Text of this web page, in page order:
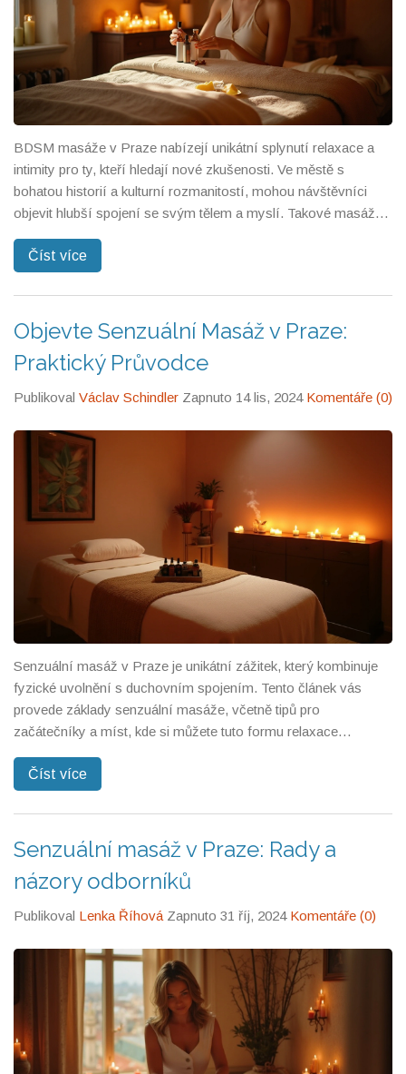
BDSM masáže v Praze nabízejí unikátní splynutí relaxace a
intimity pro ty, kteří hledají nové zkušenosti. Ve městě s
bohatou historií a kulturní rozmanitostí, mohou návštěvníci
objevit hlubší spojení se svým tělem a myslí. Takové masáže
bezpečném prostředí. Tento článek prozkoumá, co můžete
služeb.
Číst více
Objevte Senzuální Masáž v Praze:
Praktický Průvodce
Publikoval Václav Schindler Zapnuto 14 lis, 2024 Komentáře (0)
Senzuální masáž v Praze je unikátní zážitek, který kombinuje
fyzické uvolnění s duchovním spojením. Tento článek vás
provede základy senzuální masáže, včetně tipů pro
začátečníky a míst, kde si můžete tuto formu relaxace
smysly a posilují intimní zóny. Pražské wellness centra
nového ve světě masáží.
Číst více
Senzuální masáž v Praze: Rady a
názory odborníků
Publikoval Lenka Říhová Zapnuto 31 říj, 2024 Komentáře (0)